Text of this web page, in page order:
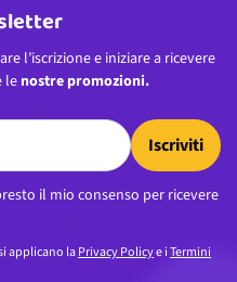
l’iscrizione e iniziare a ricevere
le nostre promozioni.
Iscriviti
il mio consenso per ricevere
applicano laPrivacy Policye iTermini